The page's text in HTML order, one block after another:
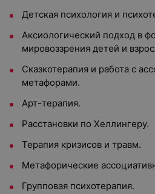
Детская психология и
Аксиологический подход в
мировоззрения детей и
Сказкотерапия и работа с
метафорами.
Арт-терапия.
Расстановки по Хеллингеру.
Терапия кризисов и травм.
Метафорические
Групповая психотерапия.